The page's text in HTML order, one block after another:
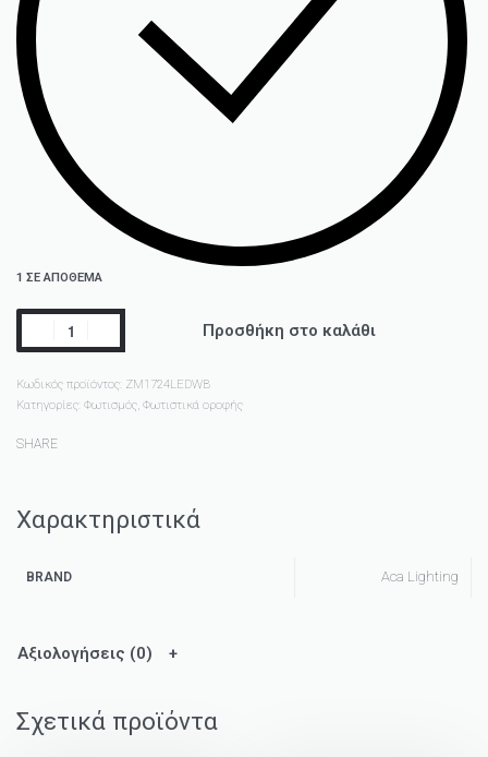
1 ΣΕ ΑΠΌΘΕΜΑ
Προσθήκη στο καλάθι
Κωδικός προϊόντος: ZM1724LEDWB
Κατηγορίες: Φωτισμός, Φωτιστικά οροφής
SHARE
Χαρακτηριστικά
BRAND Aca Lighting
Αξιολογήσεις (0)
Σχετικά προϊόντα